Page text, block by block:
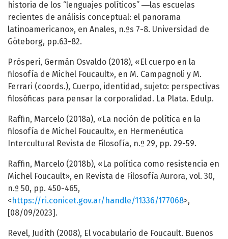
historia de los “lenguajes políticos” ―las escuelas
recientes de análisis conceptual: el panorama
latinoamericano», en Anales, n.ºs 7-8. Universidad de
Göteborg, pp.63-82.
Prósperi, Germán Osvaldo (2018), «El cuerpo en la
filosofía de Michel Foucault», en M. Campagnoli y M.
Ferrari (coords.), Cuerpo, identidad, sujeto: perspectivas
filosóficas para pensar la corporalidad. La Plata. Edulp.
Raffin, Marcelo (2018a), «La noción de política en la
filosofía de Michel Foucault», en Hermenéutica
Intercultural Revista de Filosofía, n.º 29, pp. 29-59.
Raffin, Marcelo (2018b), «La política como resistencia en
Michel Foucault», en Revista de Filosofía Aurora, vol. 30,
n.º 50, pp. 450-465,
<https://ri.conicet.gov.ar/handle/11336/177068>,
[08/09/2023].
Revel, Judith (2008), El vocabulario de Foucault. Buenos